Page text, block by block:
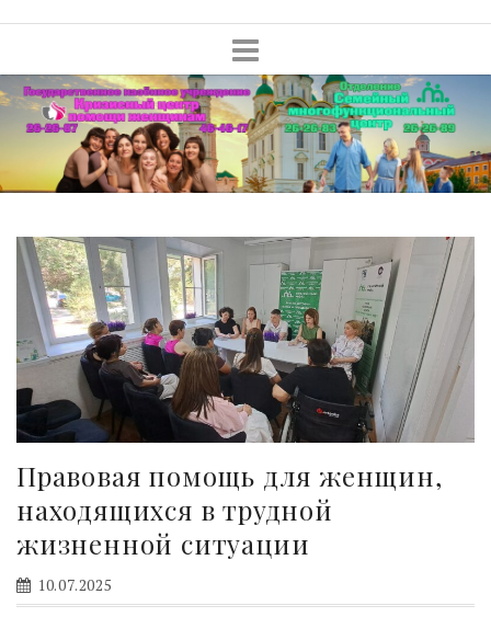
Правовая помощь для женщин,
находящихся в трудной
жизненной ситуации
10.07.2025